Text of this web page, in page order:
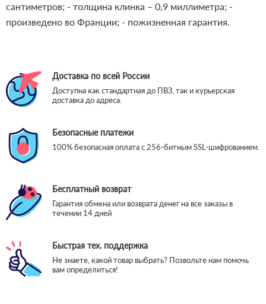
сантиметров; - толщина клинка – 0,9 миллиметра; -
произведено во Франции; - пожизненная гарантия.
Доставка по всей России
Доступна как стандартная до ПВЗ, так и курьерская
доставка до адреса.
Безопасные платежи
100% безопасная оплата с 256-битным SSL-шифрованием.
Бесплатный возврат
Гарантия обмена или возврата денег на все заказы в
течении 14 дней
Быстрая тех. поддержка
Не знаете, какой товар выбрать? Позвольте нам помочь
вам определиться!